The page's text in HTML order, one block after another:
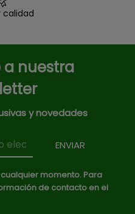
calidad
a nuestra
y novedades
momento. Para
de contacto en el